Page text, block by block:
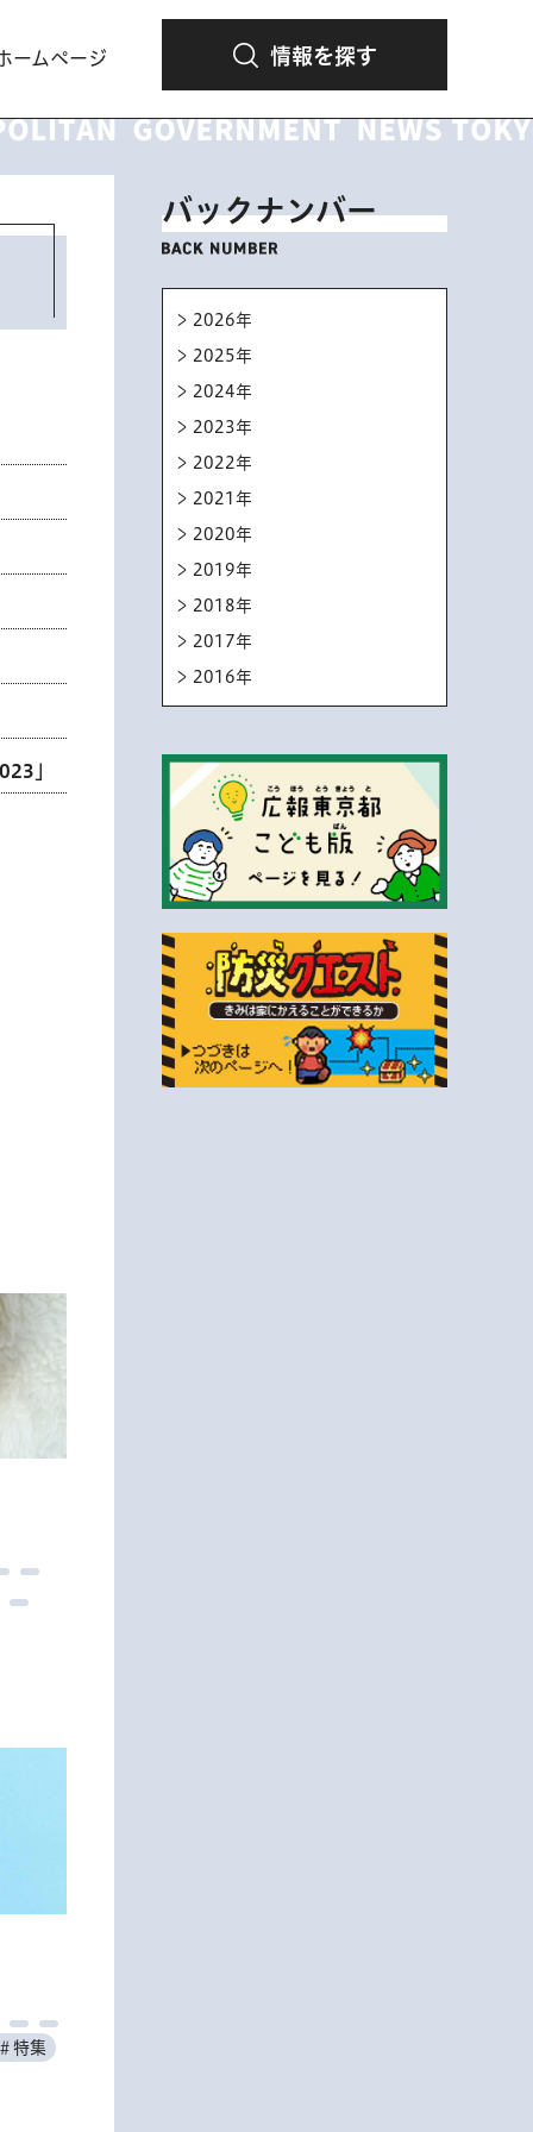
ームページ 情報を探す
」
特集
バックナンバー
2026年
2025年
2024年
2023年
2022年
2021年
2020年
2019年
2018年
2017年
2016年